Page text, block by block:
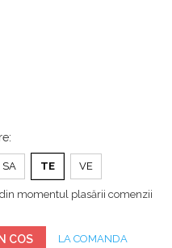
:
SA TE VE
momentul plasării comenzii
COS LA COMANDA